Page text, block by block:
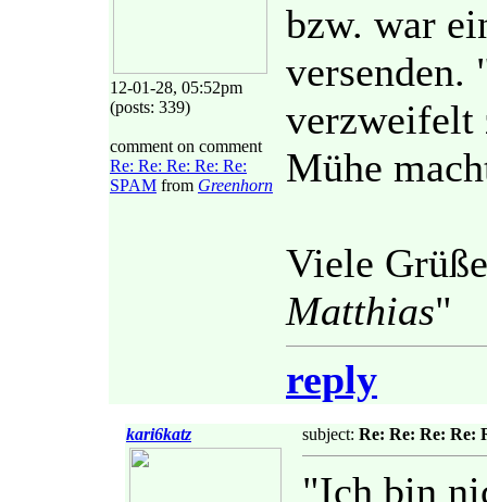
12-01-28, 05:52pm
(posts: 339)
comment on comment
Re: Re: Re: Re: Re:
SPAM from Greenhorn
bzw. war
verzweifelt
Mühe
Viele
Matthias"
reply
kari6katz subject: Re: Re: Re: Re:
"Ich bin